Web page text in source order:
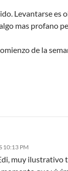
Levantarse es
mas profano
de la
10:13 PM
muy ilustrativo